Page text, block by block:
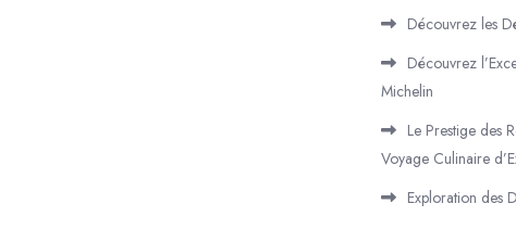
Découvrez les
Découvrez
Michelin
Le Prestige des
Voyage Culinaire
Exploration des